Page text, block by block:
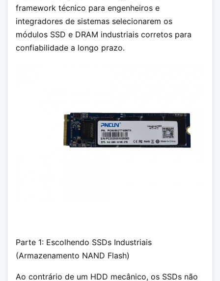
framework técnico para engenheiros e
integradores de sistemas selecionarem os
módulos SSD e DRAM industriais corretos para
confiabilidade a longo prazo.
Parte 1: Escolhendo SSDs Industriais
(Armazenamento NAND Flash)
Ao contrário de um HDD mecânico, os SSDs não